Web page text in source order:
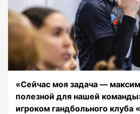
«Сейчас моя задача —
полезной для нашей
игроком гандбольного клуба